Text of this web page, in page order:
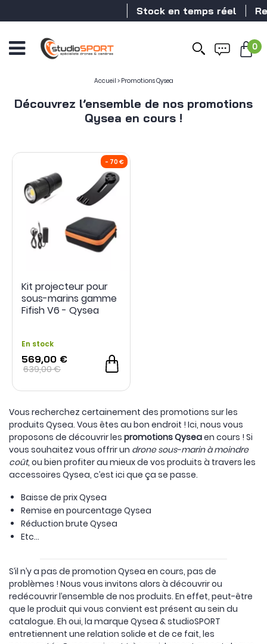
Stock en temps réel
0
Accueil > Promotions Qysea
Découvrez l’ensemble de nos promotions
Qysea en cours !
Kit projecteur pour
sous-marins gamme
Fifish V6 - Qysea
En stock
569,00 €
639,00 €
Vous recherchez certainement des promotions sur les
produits Qysea. Vous êtes au bon endroit ! Ici, nous vous
proposons de découvrir les promotions Qyseaen cours ! Si
vous souhaitez vous offrir un drone sous-marin à moindre
coût, ou bien profiter au mieux de vos produits à travers les
accessoires Qysea, c’est ici que ça se passe.
Baisse de prix Qysea
Remise en pourcentage Qysea
Réduction brute Qysea
Etc…
S’il n’y a pas de promotion Qysea en cours, pas de
problèmes ! Nous vous invitons alors à découvrir ou
redécouvrir l’ensemble de nos produits. En effet, peut-être
que le produit qui vous convient est présent au sein du
catalogue. Eh oui, la marque Qysea & studioSPORT
entretiennent une relation solide et de ce fait, les